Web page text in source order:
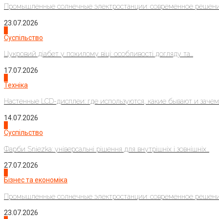
Промышленные солнечные электростанции: современное
23.07.2026
Суспільство
Цукровий діабет у похилому віці: особливості догляду та...
17.07.2026
Техніка
Настенные LCD-дисплеи: где используются, какие бывают и
14.07.2026
Суспільство
Фарби Sniezka: універсальні рішення для внутрішніх і зовнішніх...
27.07.2026
Бізнес та економіка
Промышленные солнечные электростанции: современное
23.07.2026